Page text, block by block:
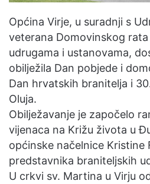
Općina Virje, u suradnji s
veterana Domovinskog
udrugama i ustanovama,
obilježila Dan pobjede i
Dan hrvatskih branitelja i
Oluja.
Obilježavanje je započelo
vijenaca na Križu života u
općinske načelnice Kristine
predstavnika braniteljskih
U crkvi sv. Martina u Virju